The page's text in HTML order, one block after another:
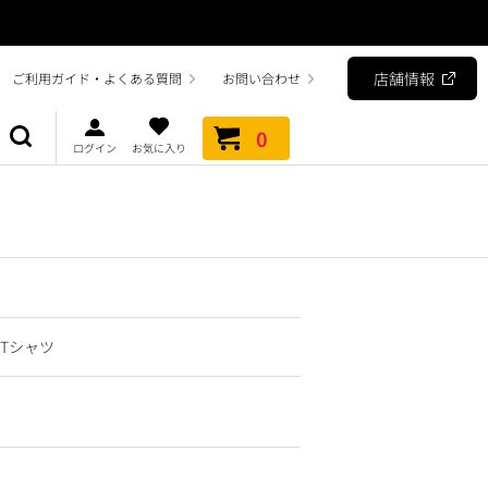
ご利用ガイド・よくある質問 お問い合わせ 店舗情報
ログイン お気に入り 0
シャツ